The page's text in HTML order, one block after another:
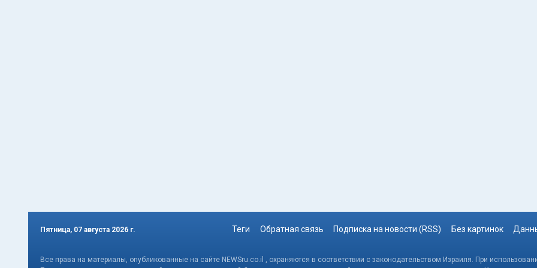
Пятница, 07 августа 2026 г. Теги Обратная связь Подписка на новости (RSS) Без картинок
Все права на материалы, опубликованные на сайте NEWSru.co.il , охраняются в соответствии с законодательством Израиля. При